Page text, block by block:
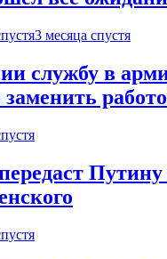
3 месяца спустя
службу в
Путину